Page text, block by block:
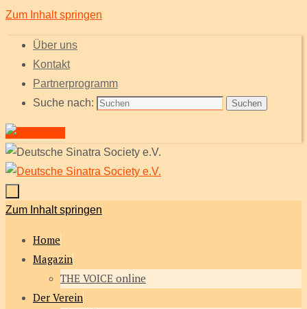
Zum Inhalt springen
Über uns
Kontakt
Partnerprogramm
Suche nach:
Suchen
Zum Inhalt springen
Home
Magazin
THE VOICE online
Der Verein